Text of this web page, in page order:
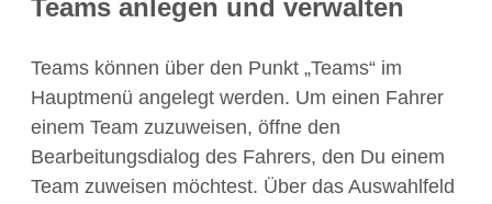
Teams anlegen und verwalten
Teams können über den Punkt „Teams“ im
Hauptmenü angelegt werden. Um einen Fahrer
einem Team zuzuweisen, öffne den
Bearbeitungsdialog des Fahrers, den Du einem
Team zuweisen möchtest. Über das Auswahlfeld